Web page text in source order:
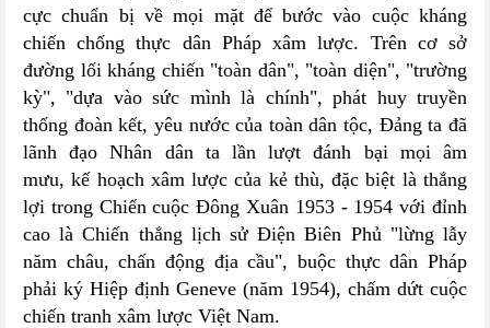
cực chuẩn bị về mọi mặt để bước vào cuộc kháng
chiến chống thực dân Pháp xâm lược. Trên cơ sở
đường lối kháng chiến "toàn dân", "toàn diện", "trường
kỳ", "dựa vào sức mình là chính", phát huy truyền
thống đoàn kết, yêu nước của toàn dân tộc, Đảng ta đã
lãnh đạo Nhân dân ta lần lượt đánh bại mọi âm
mưu, kế hoạch xâm lược của kẻ thù, đặc biệt là thắng
lợi trong Chiến cuộc Đông Xuân 1953 - 1954 với đỉnh
cao là Chiến thắng lịch sử Điện Biên Phủ "lừng lẫy
năm châu, chấn động địa cầu", buộc thực dân Pháp
phải ký Hiệp định Geneve (năm 1954), chấm dứt cuộc
chiến tranh xâm lược Việt Nam.